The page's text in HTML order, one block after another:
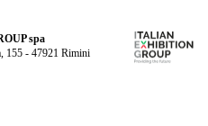
spa
155 - 47921 Rimini